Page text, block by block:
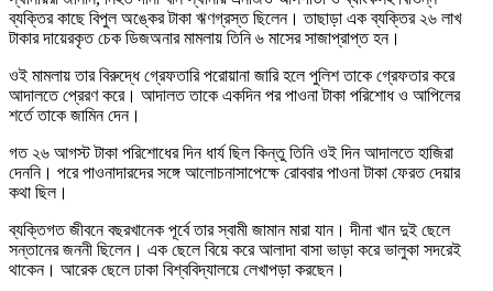
ব্যক্তির কাছে বিপুল অঙ্কের টাকা ঋণগ্রস্ত ছিলেন। তাছাড়া এক ব্যক্তির ২৬ লাখ
টাকার দায়েরকৃত চেক ডিজঅনার মামলায় তিনি ৬ মাসের সাজাপ্রাপ্ত হন।
ওই মামলায় তার বিরুদ্ধে গ্রেফতারি পরোয়ানা জারি হলে পুলিশ তাকে গ্রেফতার করে
আদালতে প্রেরণ করে। আদালত তাকে একদিন পর পাওনা টাকা পরিশোধ ও আপিলের
শর্তে তাকে জামিন দেন।
গত ২৬ আগস্ট টাকা পরিশোধের দিন ধার্য ছিল কিন্তু তিনি ওই দিন আদালতে হাজিরা
দেননি। পরে পাওনাদারদের সঙ্গে আলোচনাসাপেক্ষে রোববার পাওনা টাকা ফেরত দেয়ার
কথা ছিল।
ব্যক্তিগত জীবনে বছরখানেক পূর্বে তার স্বামী জামান মারা যান। দীনা খান দুই ছেলে
সন্তানের জননী ছিলেন। এক ছেলে বিয়ে করে আলাদা বাসা ভাড়া করে ভালুকা সদরেই
থাকেন। আরেক ছেলে ঢাকা বিশ্ববিদ্যালয়ে লেখাপড়া করছেন।